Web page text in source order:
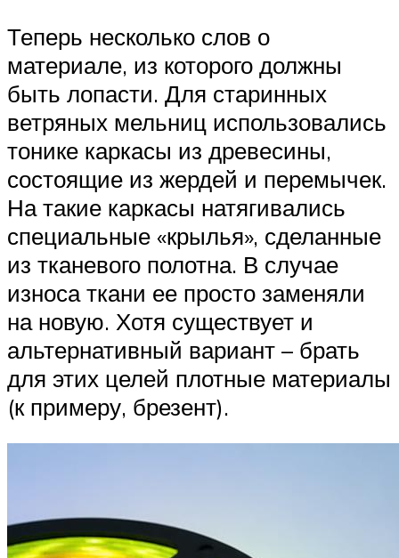
Теперь несколько слов о
материале, из которого должны
быть лопасти. Для старинных
ветряных мельниц использовались
тонике каркасы из древесины,
состоящие из жердей и перемычек.
На такие каркасы натягивались
специальные «крылья», сделанные
из тканевого полотна. В случае
износа ткани ее просто заменяли
на новую. Хотя существует и
альтернативный вариант – брать
для этих целей плотные материалы
(к примеру, брезент).